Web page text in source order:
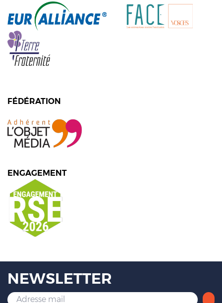
FÉDÉRATION
ENGAGEMENT
NEWSLETTER